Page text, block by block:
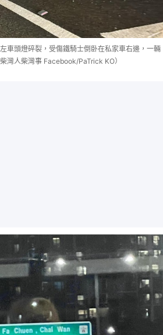
車頭燈碎裂，受傷鐵騎士倒卧在私家車右邊，一輛
灣人柴灣事 Facebook/PaTrick KO）